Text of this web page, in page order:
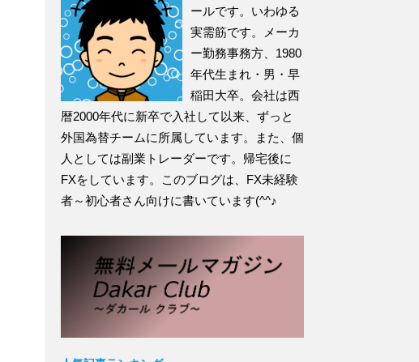
ールです。いわゆる
実需筋です。メーカ
ー勤務事務方、1980
年代生まれ・男・早
稲田大卒。会社は西
暦2000年代に新卒で入社して以来、ずっと
外国為替チームに所属しています。また、個
人としては副業トレーダーです。帰宅後に
FXをしています。このブログは、FX未経験
者～初心者さん向けに書いています(^^♪